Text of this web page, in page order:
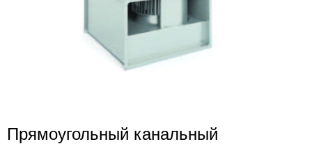
Прямоугольный канальный